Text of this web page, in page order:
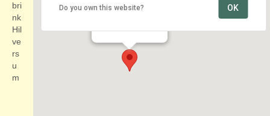
Kerkbrink
Do you own this website? OK
bri
nk
Hil
ve
rs
u
m